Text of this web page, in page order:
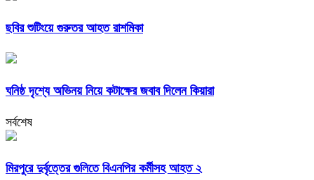
ছবির শুটিংয়ে গুরুতর আহত রাশমিকা
ঘনিষ্ঠ দৃশ্যে অভিনয় নিয়ে কটাক্ষের জবাব দিলেন কিয়ারা
সর্বশেষ
মিরপুরে দুর্বৃত্তের গুলিতে বিএনপির কর্মীসহ আহত ২